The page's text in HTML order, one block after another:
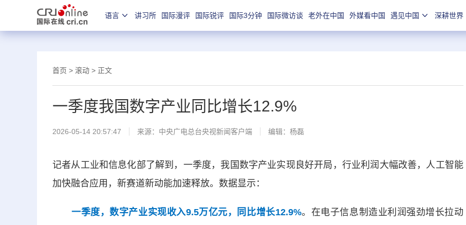
语言 讲习所 国际漫评 国际锐评 国际3分钟 国际微访谈 老外在中国 外媒看中国 遇见中国 深耕世界
首页 > 滚动 > 正文
一季度我国数字产业同比增长12.9%
2026-05-14 20:57:47 来源： 中央广电总台央视新闻客户端 编辑：杨磊
记者从工业和信息化部了解到，一季度，我国数字产业实现良好开局，行业利润大幅改善，人工智能
加快融合应用，新赛道新动能加速释放。数据显示：
一季度，数字产业实现收入9.5万亿元，同比增长12.9%。在电子信息制造业利润强劲增长拉动